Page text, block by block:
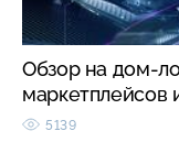
Обзор на дом-
маркетплейсов
5139